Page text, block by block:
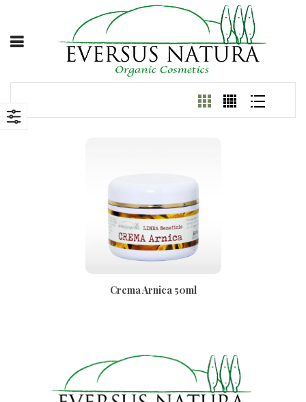
Crema Arnica 50ml